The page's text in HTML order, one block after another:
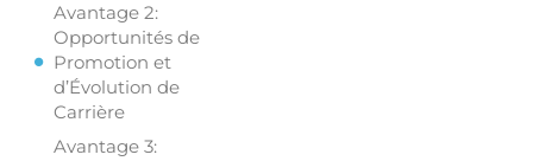
Avantage 2:
Opportunités de
Promotion et
d’Évolution de
Carrière
Avantage 3: